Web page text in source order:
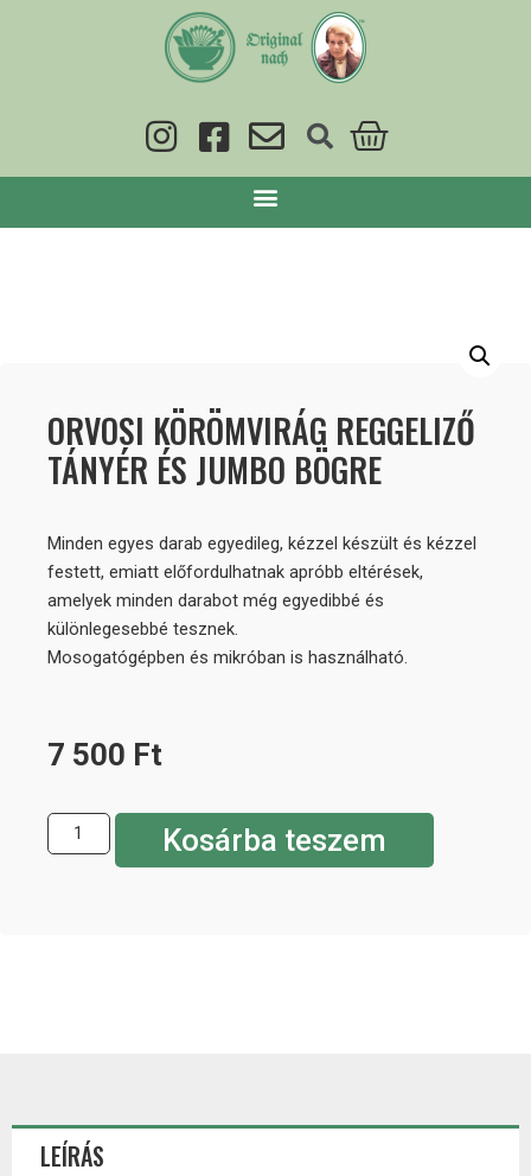
ORVOSI KÖRÖMVIRÁG REGGELIZŐ
TÁNYÉR ÉS JUMBO BÖGRE
Minden egyes darab egyedileg, kézzel készült és kézzel
festett, emiatt előfordulhatnak apróbb eltérések,
amelyek minden darabot még egyedibbé és
különlegesebbé tesznek.
Mosogatógépben és mikróban is használható.
7 500 Ft
Kosárba teszem
LEÍRÁS